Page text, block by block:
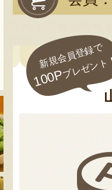
新規会員登録で
100Pプレゼン